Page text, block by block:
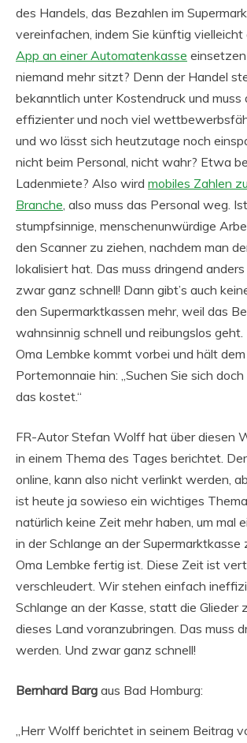
des Handels, das Bezahlen im
vereinfachen, indem Sie künftig vielleicht
App an einer Automatenkasse
niemand mehr sitzt? Denn der Handel
bekanntlich unter Kostendruck und muss
effizienter und noch viel
und wo lässt sich heutzutage noch
nicht beim Personal, nicht wahr? Etwa
Ladenmiete? Also wird mobiles Zahlen
Branche, also muss das Personal weg.
stumpfsinnige, menschenunwürdige
den Scanner zu ziehen, nachdem man
lokalisiert hat. Das muss dringend
zwar ganz schnell! Dann gibt’s auch
den Supermarktkassen mehr, weil das
wahnsinnig schnell und reibungslos geht.
Oma Lembke kommt vorbei und hält
Portemonnaie hin: „Suchen Sie sich
das kostet.“
FR-Autor Stefan Wolff hat über diesen
in einem Thema des Tages berichtet.
online, kann also nicht verlinkt werden,
ist heute ja sowieso ein wichtiges
natürlich keine Zeit mehr haben, um mal
in der Schlange an der Supermarktkasse
Oma Lembke fertig ist. Diese Zeit ist
verschleudert. Wir stehen einfach
Schlange an der Kasse, statt die Glieder
dieses Land voranzubringen. Das muss
werden. Und zwar ganz schnell!
Bernhard Barg aus Bad Homburg:
„Herr Wolff berichtet in seinem Beitrag